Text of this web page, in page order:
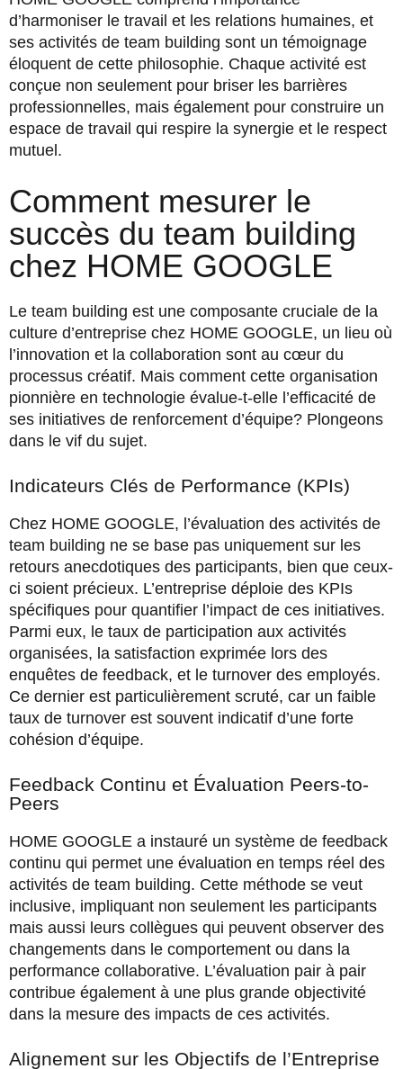
d’harmoniser le travail et les relations humaines, et
ses activités de team building sont un témoignage
éloquent de cette philosophie. Chaque activité est
conçue non seulement pour briser les barrières
professionnelles, mais également pour construire un
espace de travail qui respire la synergie et le respect
mutuel.
Comment mesurer le
succès du team building
chez HOME GOOGLE
Le team building est une composante cruciale de la
culture d’entreprise chez HOME GOOGLE, un lieu où
l’innovation et la collaboration sont au cœur du
processus créatif. Mais comment cette organisation
pionnière en technologie évalue-t-elle l’efficacité de
ses initiatives de renforcement d’équipe? Plongeons
dans le vif du sujet.
Indicateurs Clés de Performance (KPIs)
Chez HOME GOOGLE, l’évaluation des activités de
team building ne se base pas uniquement sur les
retours anecdotiques des participants, bien que ceux-
ci soient précieux. L’entreprise déploie des KPIs
spécifiques pour quantifier l’impact de ces initiatives.
Parmi eux, le taux de participation aux activités
organisées, la satisfaction exprimée lors des
enquêtes de feedback, et le turnover des employés.
Ce dernier est particulièrement scruté, car un faible
taux de turnover est souvent indicatif d’une forte
cohésion d’équipe.
Feedback Continu et Évaluation Peers-to-
Peers
HOME GOOGLE a instauré un système de feedback
continu qui permet une évaluation en temps réel des
activités de team building. Cette méthode se veut
inclusive, impliquant non seulement les participants
mais aussi leurs collègues qui peuvent observer des
changements dans le comportement ou dans la
performance collaborative. L’évaluation pair à pair
contribue également à une plus grande objectivité
dans la mesure des impacts de ces activités.
Alignement sur les Objectifs de l’Entreprise